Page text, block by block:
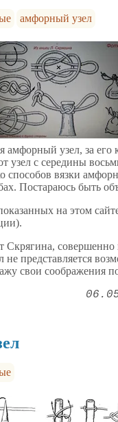
амфорный узел
амфорный узел, за его
узел с середины
способов вязки
Постараюсь быть
на этом
Скрягина,
не представляется
свои соображения